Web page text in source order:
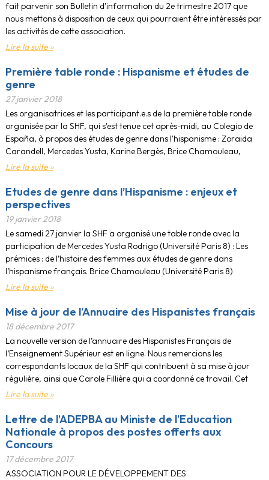
fait parvenir son Bulletin d’information du 2e trimestre 2017 que
nous mettons à disposition de ceux qui pourraient être intéressés par
les activités de cette association.
Lire la suite »
Première table ronde : Hispanisme et études de
genre
27 janvier 2018
Les organisatrices et les participant.e.s de la première table ronde
organisée par la SHF, qui s'est tenue cet après-midi, au Colegio de
España, à propos des études de genre dans l'hispanisme : Zoraida
Carandell, Mercedes Yusta, Karine Bergès, Brice Chamouleau,
Lire la suite »
Etudes de genre dans l’Hispanisme : enjeux et
perspectives
19 janvier 2018
Le samedi 27 janvier la SHF a organisé une table ronde avec la
participation de Mercedes Yusta Rodrigo (Université Paris 8) : Les
prémices : de l’histoire des femmes aux études de genre dans
l’hispanisme français. Brice Chamouleau (Université Paris 8)
Lire la suite »
Mise à jour de l’Annuaire des Hispanistes français
18 décembre 2017
La nouvelle version de l’annuaire des Hispanistes Français de
l’Enseignement Supérieur est en ligne. Nous remercions les
correspondants locaux de la SHF qui contribuent à sa mise à jour
régulière, ainsi que Carole Fillière qui a coordonné ce travail. Cet
Lire la suite »
Lettre de l’ADEPBA au Ministe de l’Education
Nationale à propos des postes offerts aux
Concours
17 décembre 2017
ASSOCIATION POUR LE DÉVELOPPEMENT DES